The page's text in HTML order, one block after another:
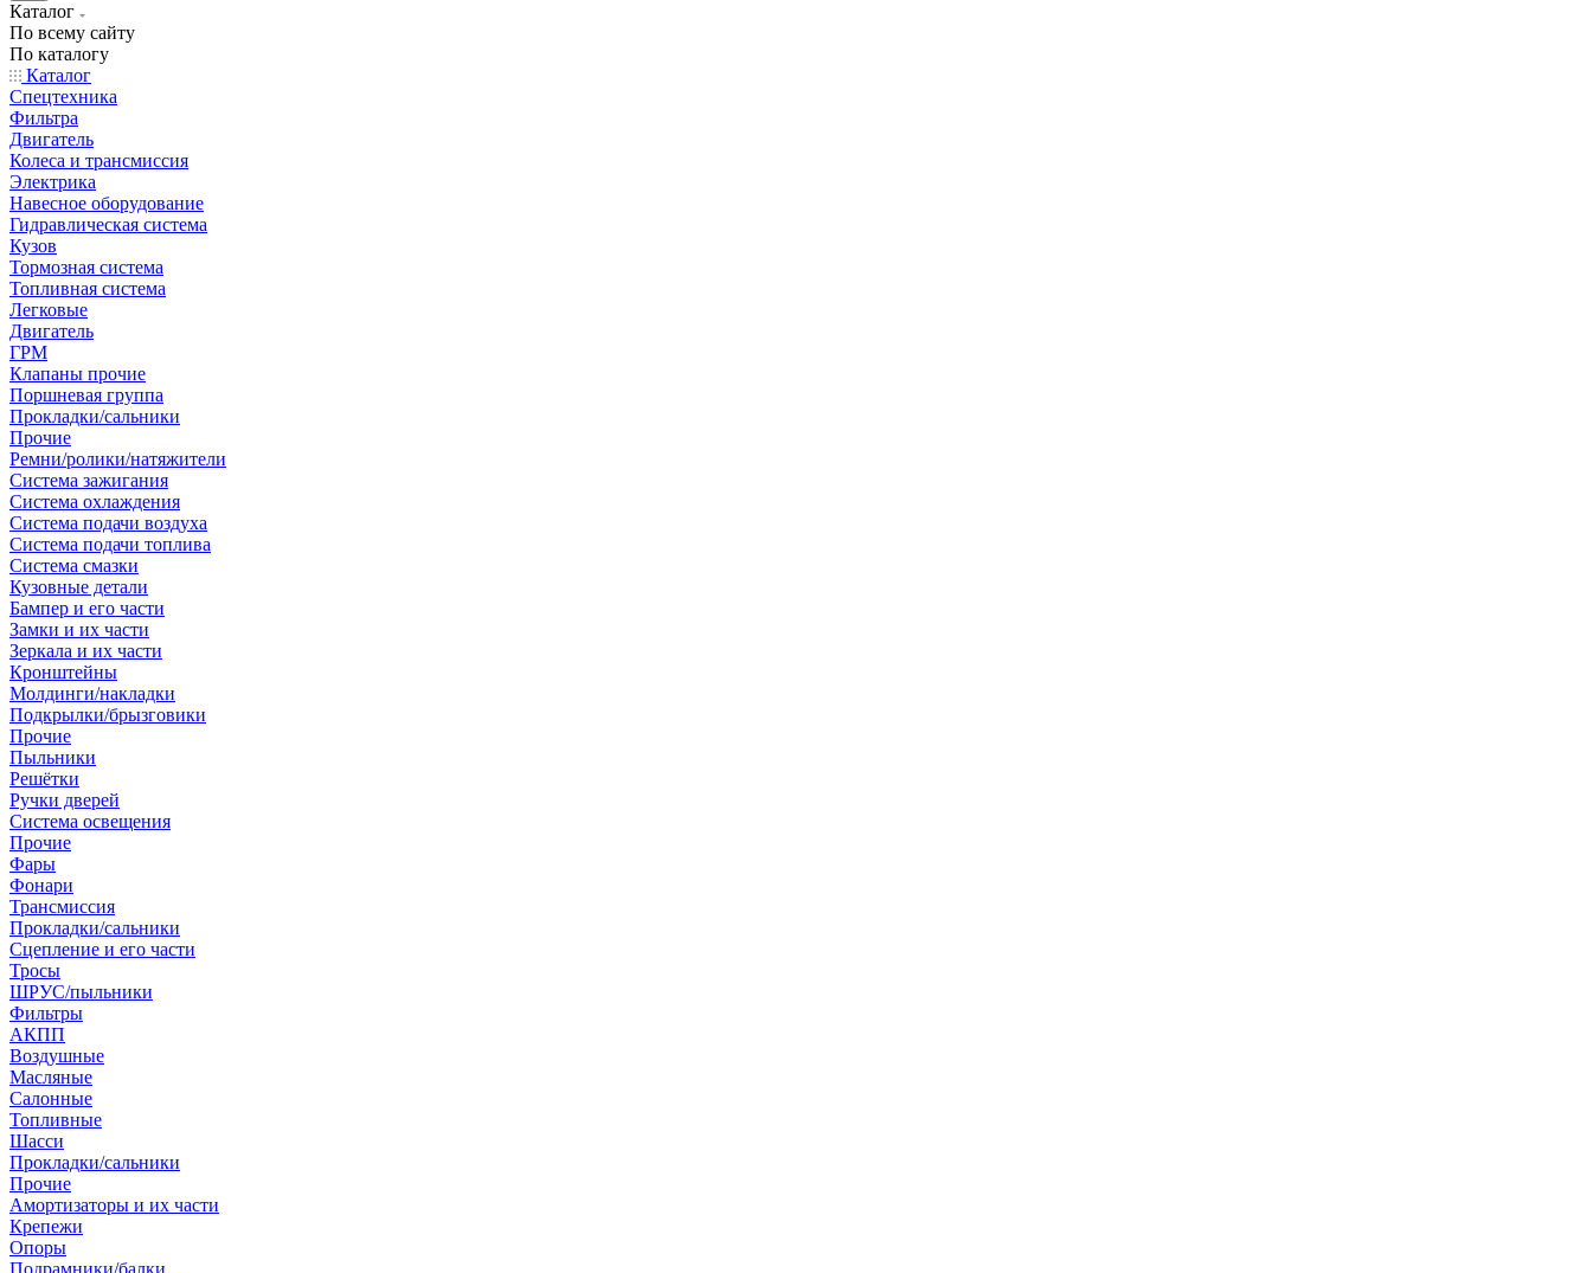
Каталог
По всему сайту
По каталогу
Каталог
Спецтехника
Фильтра
Двигатель
Колеса и трансмиссия
Электрика
Навесное оборудование
Гидравлическая система
Кузов
Тормозная система
Топливная система
Легковые
Двигатель
ГРМ
Клапаны прочие
Поршневая группа
Прокладки/сальники
Прочие
Ремни/ролики/натяжители
Система зажигания
Система охлаждения
Система подачи воздуха
Система подачи топлива
Система смазки
Кузовные детали
Бампер и его части
Замки и их части
Зеркала и их части
Кронштейны
Молдинги/накладки
Подкрылки/брызговики
Прочие
Пыльники
Решётки
Ручки дверей
Система освещения
Прочие
Фары
Фонари
Трансмиссия
Прокладки/сальники
Сцепление и его части
Тросы
ШРУС/пыльники
Фильтры
АКПП
Воздушные
Масляные
Салонные
Топливные
Шасси
Прокладки/сальники
Прочие
Амортизаторы и их части
Крепежи
Опоры
Подрамники/балки